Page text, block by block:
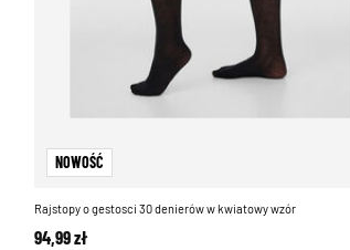
NOWOŚĆ
Rajstopy o gestosci 30 denierów w kwiatowy wzór
94,99 zł